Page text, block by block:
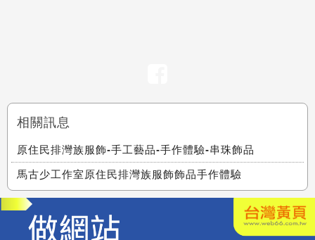
相關訊息
原住民排灣族服飾-手工藝品-手作體驗-串珠飾品
馬古少工作室原住民排灣族服飾飾品手作體驗